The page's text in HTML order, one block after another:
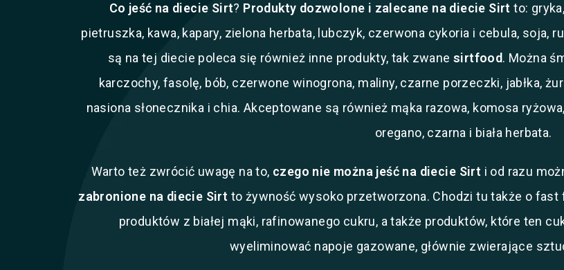
Co jeść na diecie Sirt? Produkty dozwolone i zalecane na diecie Sirtto:
pietruszka, kawa, kapary, zielona herbata, lubczyk, czerwona cykoria i cebula, soja,
są na tej diecie poleca się również inne produkty, tak zwanesirtfood. Można
karczochy, fasolę, bób, czerwone winogrona, maliny, czarne porzeczki, jabłka,
nasiona słonecznika i chia. Akceptowane są również mąka razowa, komosa
oregano, czarna i biała herbata.
Warto też zwrócić uwagę na to, czego nie można jeść na diecie Sirt i od razu
zabronione na diecie Sirt to żywność wysoko przetworzona. Chodzi tu także o fast
produktów z białej mąki, rafinowanego cukru, a także produktów, które ten
wyeliminować napoje gazowane, głównie zwierające